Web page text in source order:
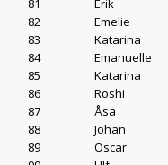
81
Erik
82
Emelie
83
Katarina
84
Emanuelle
85
Katarina
86
Roshi
87
Åsa
88
Johan
89
Oscar